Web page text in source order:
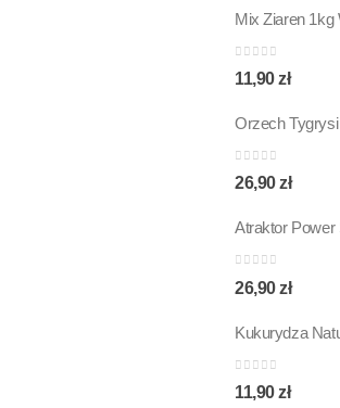
0 out of 5
11,90zł
0 out of 5
26,90zł
26,90zł
11,90zł